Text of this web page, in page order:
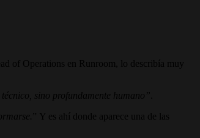
of Operations en Runroom, lo describía muy
sino profundamente humano”
” Y es ahí donde aparece una de las